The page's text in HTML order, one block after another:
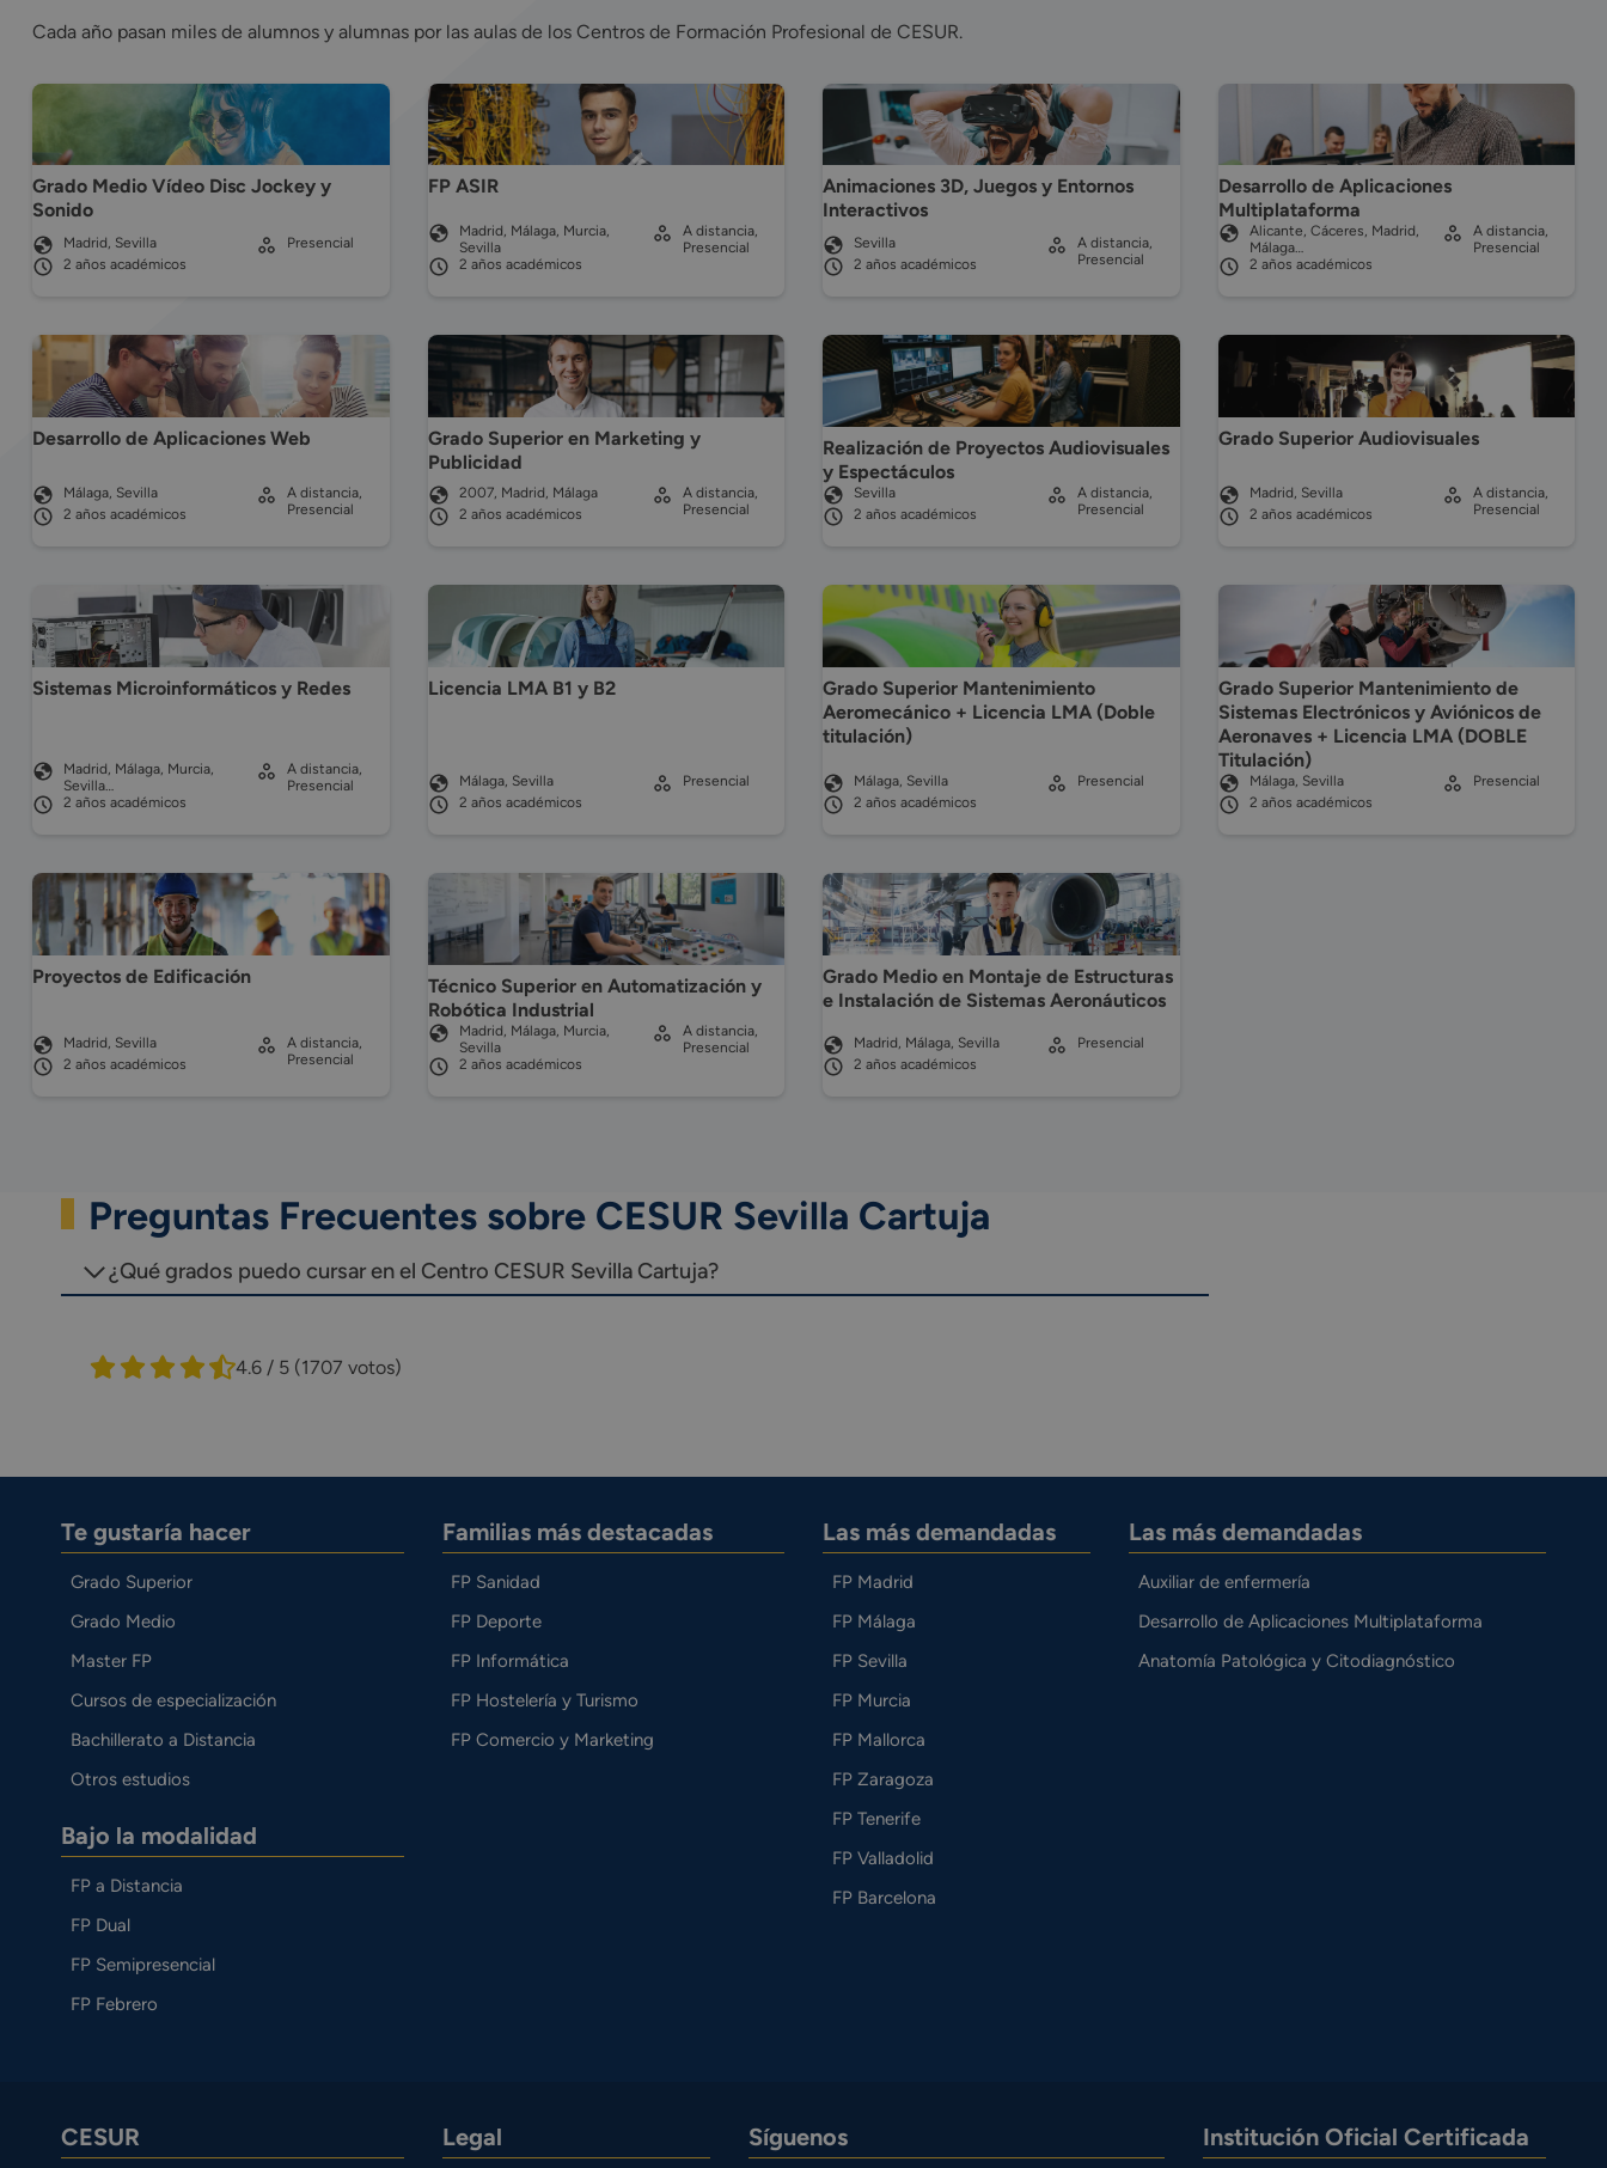
Cada año pasan miles de alumnos y alumnas por las aulas de los Centros de Formación Profesional de CESUR.
Grado Medio Vídeo Disc Jockey y
Sonido
Madrid, Sevilla
2 años académicos
Presencial
FP ASIR
Madrid, Málaga, Murcia,
Sevilla
2 años académicos
A distancia,
Presencial
Animaciones 3D, Juegos y Entornos
Interactivos
Sevilla
2 años académicos
A distancia,
Presencial
Desarrollo de Aplicaciones
Multiplataforma
Alicante, Cáceres, Madrid,
Málaga…
2 años académicos
A distancia,
Presencial
Desarrollo de Aplicaciones Web
Málaga, Sevilla
2 años académicos
A distancia,
Presencial
Grado Superior en Marketing y
Publicidad
2007, Madrid, Málaga
2 años académicos
A distancia,
Presencial
Realización de Proyectos Audiovisuales
y Espectáculos
Sevilla
2 años académicos
A distancia,
Presencial
Grado Superior Audiovisuales
Madrid, Sevilla
2 años académicos
A distancia,
Presencial
Sistemas Microinformáticos y Redes
Madrid, Málaga, Murcia,
Sevilla…
2 años académicos
A distancia,
Presencial
Licencia LMA B1 y B2
Málaga, Sevilla
2 años académicos
Presencial
Grado Superior Mantenimiento
Aeromecánico + Licencia LMA (Doble
titulación)
Málaga, Sevilla
2 años académicos
Presencial
Grado Superior Mantenimiento de
Sistemas Electrónicos y Aviónicos de
Aeronaves + Licencia LMA (DOBLE
Titulación)
Málaga, Sevilla
2 años académicos
Presencial
Proyectos de Edificación
Madrid, Sevilla
2 años académicos
A distancia,
Presencial
Técnico Superior en Automatización y
Robótica Industrial
Madrid, Málaga, Murcia,
Sevilla
2 años académicos
A distancia,
Presencial
Grado Medio en Montaje de Estructuras
e Instalación de Sistemas Aeronáuticos
Madrid, Málaga, Sevilla
2 años académicos
Presencial
Preguntas Frecuentes sobre CESUR Sevilla Cartuja
¿Qué grados puedo cursar en el Centro CESUR Sevilla Cartuja?
4.6 / 5 (1707 votos)
Te gustaría hacer
Grado Superior
Grado Medio
Master FP
Cursos de especialización
Bachillerato a Distancia
Otros estudios
Bajo la modalidad
FP a Distancia
FP Dual
FP Semipresencial
FP Febrero
Familias más destacadas
FP Sanidad
FP Deporte
FP Informática
FP Hostelería y Turismo
FP Comercio y Marketing
Las más demandadas
FP Madrid
FP Málaga
FP Sevilla
FP Murcia
FP Mallorca
FP Zaragoza
FP Tenerife
FP Valladolid
FP Barcelona
Las más demandadas
Auxiliar de enfermería
Desarrollo de Aplicaciones Multiplataforma
Anatomía Patológica y Citodiagnóstico
CESUR Legal Síguenos Institución Oficial Certificada